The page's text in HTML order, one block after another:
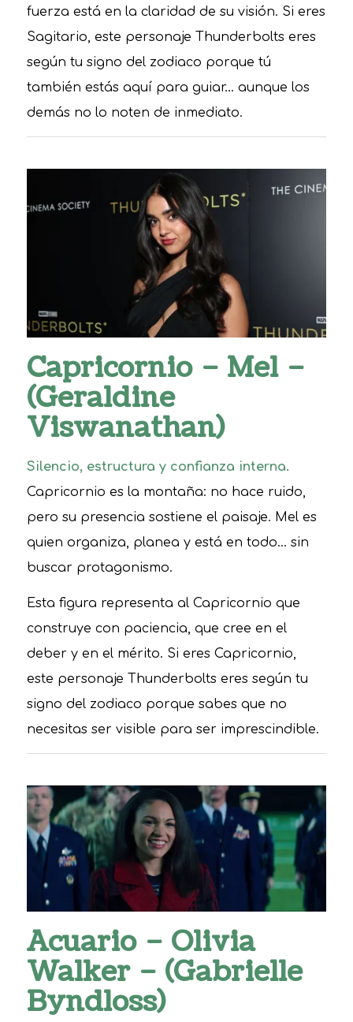
fuerza está en la claridad de su visión. Si eres
Sagitario, este personaje Thunderbolts eres
según tu signo del zodiaco porque tú
también estás aquí para guiar… aunque los
demás no lo noten de inmediato.
Capricornio – Mel –
(Geraldine
Viswanathan)
Silencio, estructura y confianza interna.
Capricornio es la montaña: no hace ruido,
pero su presencia sostiene el paisaje. Mel es
quien organiza, planea y está en todo… sin
buscar protagonismo.
Esta figura representa al Capricornio que
construye con paciencia, que cree en el
deber y en el mérito. Si eres Capricornio,
este personaje Thunderbolts eres según tu
signo del zodiaco porque sabes que no
necesitas ser visible para ser imprescindible.
Acuario – Olivia
Walker – (Gabrielle
Byndloss)